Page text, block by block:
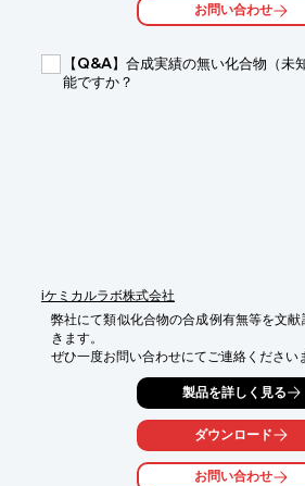
お問い合わせ
【Q&A】合成実績の無い化合物（未
能ですか？
iケミカルラボ株式会社
弊社にて類似化合物の合成例有無等を文
きます。
ぜひ一度お問い合わせにてご連絡ください
製品を詳しく見る
ダウンロード
お問い合わせ